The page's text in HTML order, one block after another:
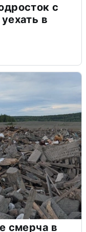
с
в
смерча в